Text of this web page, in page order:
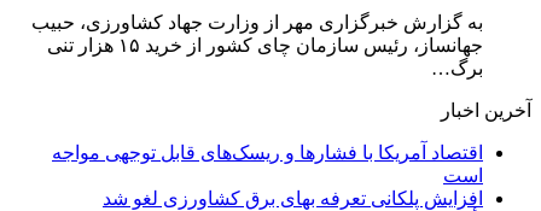
به گزارش خبرگزاری مهر از وزارت جهاد کشاورزی، حبیب
جهانساز، رئیس سازمان چای کشور از خرید ۱۵ هزار تنی
برگ…
آخرین اخبار
اقتصاد آمریکا با فشارها و ریسک‌های قابل توجهی مواجه
است
افزایش پلکانی تعرفه بهای برق کشاورزی لغو شد